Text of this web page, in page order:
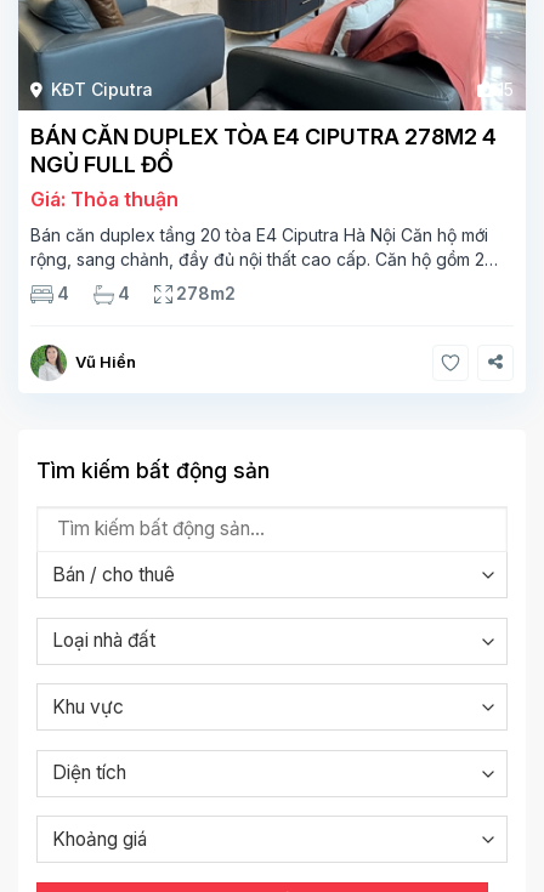
KĐT Ciputra 15
BÁN CĂN DUPLEX TÒA E4 CIPUTRA 278M2 4
NGỦ FULL ĐỒ
Giá: Thỏa thuận
Bán căn duplex tầng 20 tòa E4 Ciputra Hà Nội Căn hộ mới
rộng, sang chảnh, đầy đủ nội thất cao cấp. Căn hộ gồm 2
tầng. Tầng 1 rộng 142m2 bao gồm phòng khách, phòng ăn,
phòng bếp, 2 phòng ngủ,
4 4 278m2
Vũ Hiền
Tìm kiếm bất động sản